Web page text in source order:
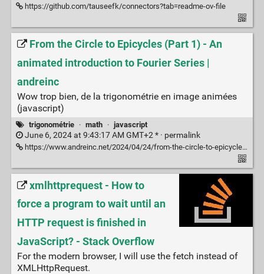
https://github.com/tauseefk/connectors?tab=readme-ov-file
From the Circle to Epicycles (Part 1) - An
animated introduction to Fourier Series |
andreinc
Wow trop bien, de la trigonométrie en image animées
(javascript)
trigonométrie · math · javascript
June 6, 2024 at 9:43:17 AM GMT+2 * · permalink
https://www.andreinc.net/2024/04/24/from-the-circle-to-epicycles#epicycles-a-flower
xmlhttprequest - How to
force a program to wait until an
HTTP request is finished in
JavaScript? - Stack Overflow
For the modern browser, I will use the fetch instead of
XMLHttpRequest.